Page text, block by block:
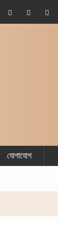
যোগাযোগ